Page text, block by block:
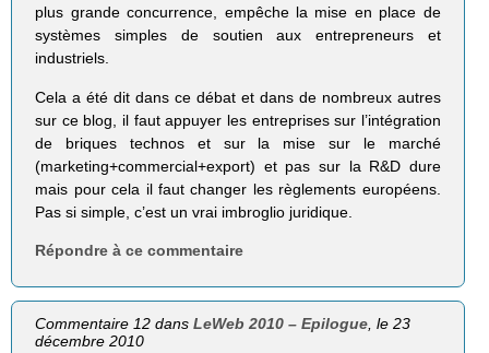
plus grande concurrence, empêche la mise en place de
systèmes simples de soutien aux entrepreneurs et
industriels.
Cela a été dit dans ce débat et dans de nombreux autres
sur ce blog, il faut appuyer les entreprises sur l’intégration
de briques technos et sur la mise sur le marché
(marketing+commercial+export) et pas sur la R&D dure
mais pour cela il faut changer les règlements européens.
Pas si simple, c’est un vrai imbroglio juridique.
Répondre à ce commentaire
Commentaire 12 dansLeWeb 2010 – Epilogue , le 23
décembre 2010